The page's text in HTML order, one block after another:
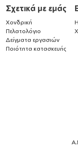
Σχετικά με εμάς
Χονδρική
Πελατολόγιο
Δείγματα εργασιών
Ποιότητα κατασκευής